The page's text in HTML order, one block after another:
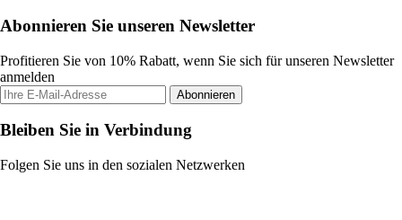
Abonnieren Sie unseren Newsletter
Profitieren Sie von 10% Rabatt, wenn Sie sich für unseren Newsletter
anmelden
Abonnieren
Bleiben Sie in Verbindung
Folgen Sie uns in den sozialen Netzwerken